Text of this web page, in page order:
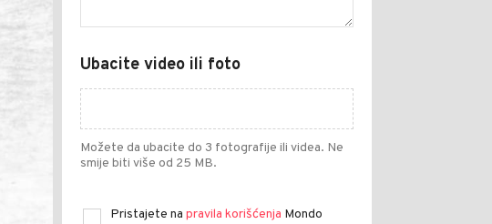
Ubacite video ili foto
Možete da ubacite do 3 fotografije ili videa. Ne
smije biti više od 25 MB.
Pristajete na pravila korišćenja Mondo